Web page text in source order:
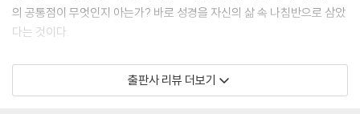
치 시를 읊듯 섬세하게 그려냅니다. 태어남과 죽음, 심음과 거둠, 울음과 웃
음, 사랑과 미움 등 상반된 듯한 순간들이 모두 우리 삶의 일부임을 보여줍
한 때와 시기가 있다는 깊은 진리를 일깨워줍니다.
의 공통점이 무엇인지 아는가? 바로 성경을 자신의 삶 속 나침반으로 삼았
다는 것이다.
“성경은 인류에게 주어진 가장 위대한 책이다.” _레프 톨스토이
“성경은 모르는 자는 세계를 절반밖에 이해하지 못한다.” _임마누엘 칸트
출판사 리뷰 더보기